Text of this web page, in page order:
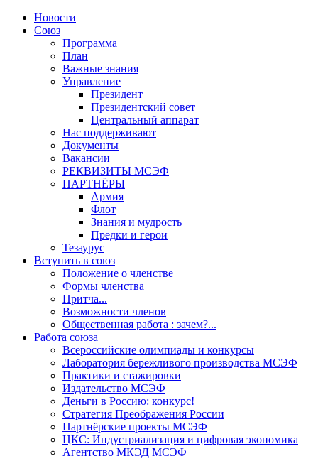
Новости
Союз
Программа
План
Важные знания
Управление
Президент
Президентский совет
Центральный аппарат
Нас поддерживают
Документы
Вакансии
РЕКВИЗИТЫ МСЭФ
ПАРТНЁРЫ
Армия
Флот
Знания и мудрость
Предки и герои
Тезаурус
Вступить в союз
Положение о членстве
Формы членства
Притча...
Возможности членов
Общественная работа : зачем?...
Работа союза
Всероссийские олимпиады и конкурсы
Лаборатория бережливого производства МСЭФ
Практики и стажировки
Издательство МСЭФ
Деньги в Россию: конкурс!
Стратегия Преображения России
Партнёрские проекты МСЭФ
ЦКС: Индустриализация и цифровая экономика
Агентство МКЭД МСЭФ